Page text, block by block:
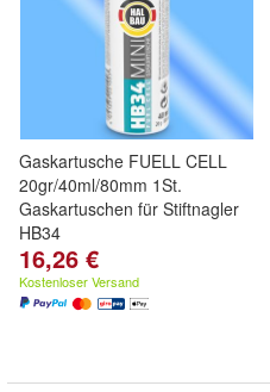
Gaskartusche FUELL CELL
20gr/40ml/80mm 1St.
Gaskartuschen für Stiftnagler
HB34
16,26 €
Kostenloser Versand